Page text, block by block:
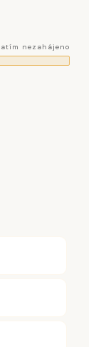
nezahájeno